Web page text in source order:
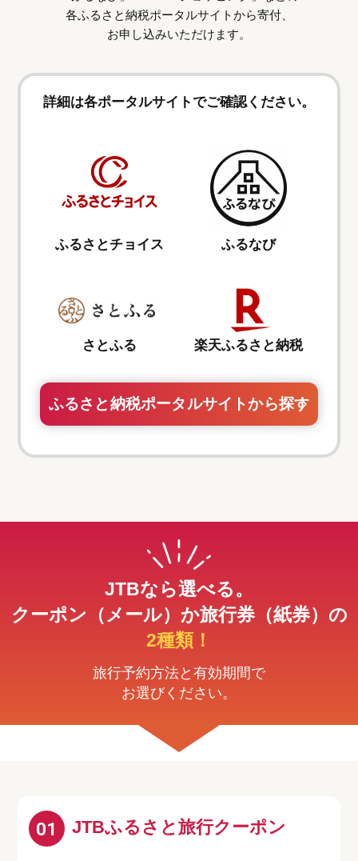
各ふるさと納税ポータルサイトから寄付、
お申し込みいただけます。
詳細は各ポータルサイトでご確認ください。
ふるさとチョイス ふるなび
さとふる 楽天ふるさと納税
ふるさと納税ポータルサイトから探す
JTBなら選べる。
クーポン（メール）か旅行券（紙券）の
2種類！
旅行予約方法と有効期間で
お選びください。
01 JTBふるさと旅行クーポン